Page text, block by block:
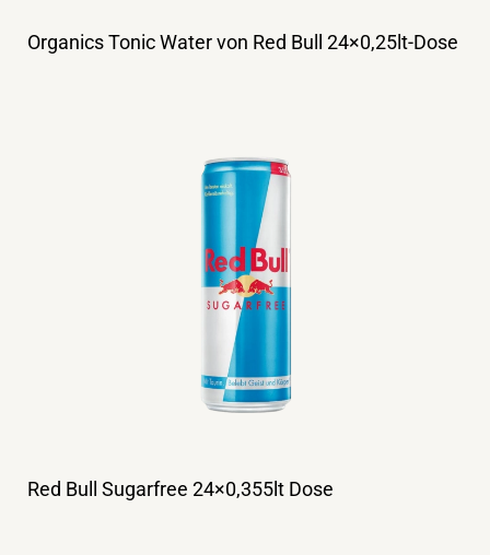
Organics Tonic Water von Red Bull 24×0,25lt-Dose
Red Bull Sugarfree 24×0,355lt Dose